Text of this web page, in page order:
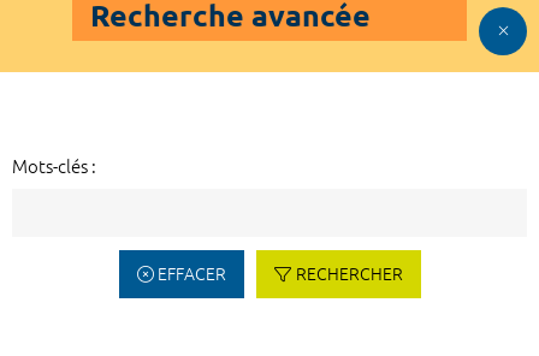
Recherche avancée
Mots-clés :
EFFACER RECHERCHER